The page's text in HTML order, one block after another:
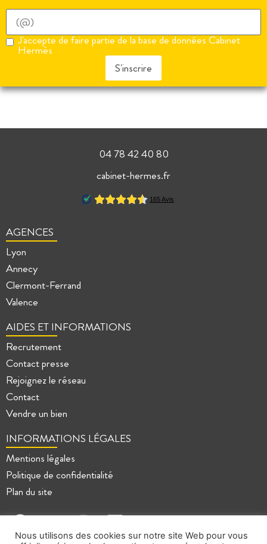
J'accepte de faire partie de la base de données Cabinet
Hermès
S'inscrire
04 78 42 40 80
cabinet-hermes.fr
AGENCES
Lyon
Annecy
Clermont-Ferrand
Valence
AIDES ET INFORMATIONS
Recrutement
Contact presse
Rejoignez le réseau
Contact
Vendre un bien
INFORMATIONS LÉGALES
Mentions légales
Politique de confidentialité
Plan du site
Nous utilisons des cookies sur notre site Web pour vous